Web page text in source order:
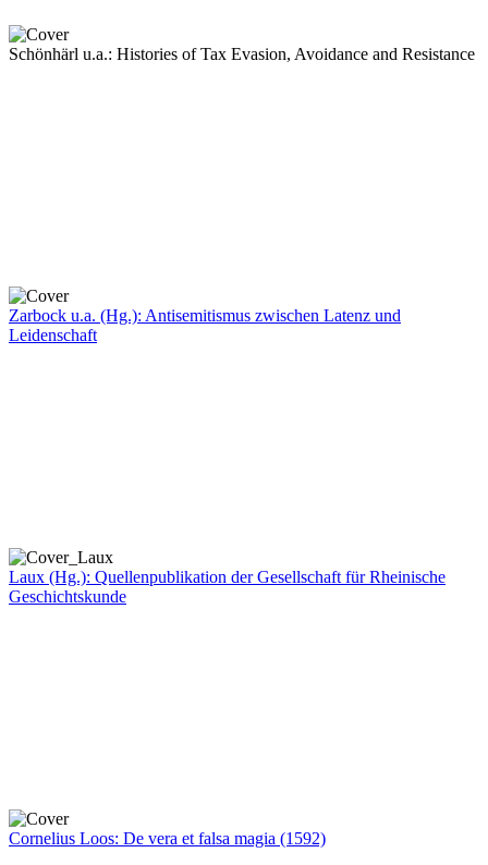
Schönhärl u.a.: Histories of Tax Evasion, Avoidance and Resistance
Zarbock u.a. (Hg.): Antisemitismus zwischen Latenz und
Leidenschaft
Laux (Hg.): Quellenpublikation der Gesellschaft für Rheinische
Geschichtskunde
Cornelius Loos: De vera et falsa magia (1592)